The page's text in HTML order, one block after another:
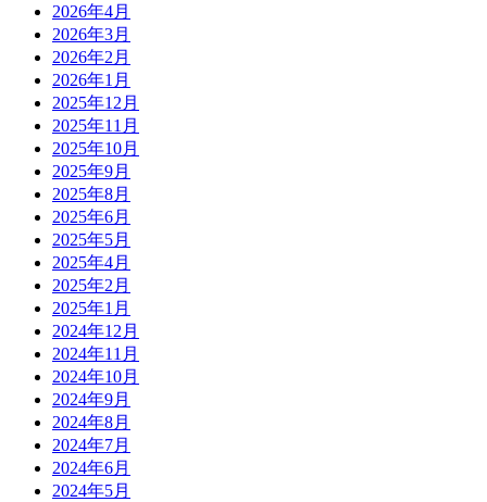
2026年4月
2026年3月
2026年2月
2026年1月
2025年12月
2025年11月
2025年10月
2025年9月
2025年8月
2025年6月
2025年5月
2025年4月
2025年2月
2025年1月
2024年12月
2024年11月
2024年10月
2024年9月
2024年8月
2024年7月
2024年6月
2024年5月